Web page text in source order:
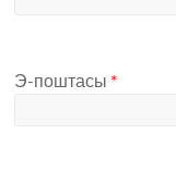
Э-поштасы *